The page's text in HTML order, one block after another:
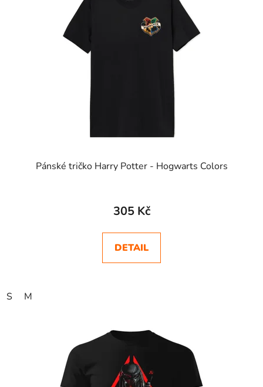
Pánské tričko Harry Potter - Hogwarts Colors
305 Kč
DETAIL
S M